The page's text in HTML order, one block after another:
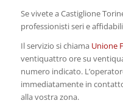
Se vivete a Castiglione
professionisti seri e
Il servizio si chiama Unione
ventiquattro ore su
numero indicato.
immediatamente in
alla vostra zona.